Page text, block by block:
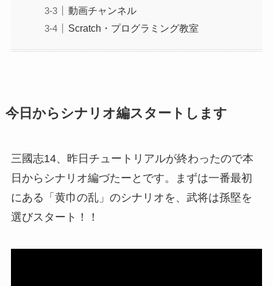
動画チャンネル
Scratch・プログラミング教室
今日からシナリオ編スタートします
三國志14、昨日チュートリアルが終わったので本
日からシナリオ編づたーとです。まずは一番最初
にある「黄巾の乱」のシナリオを、武将は孫堅を
選びスタート！！